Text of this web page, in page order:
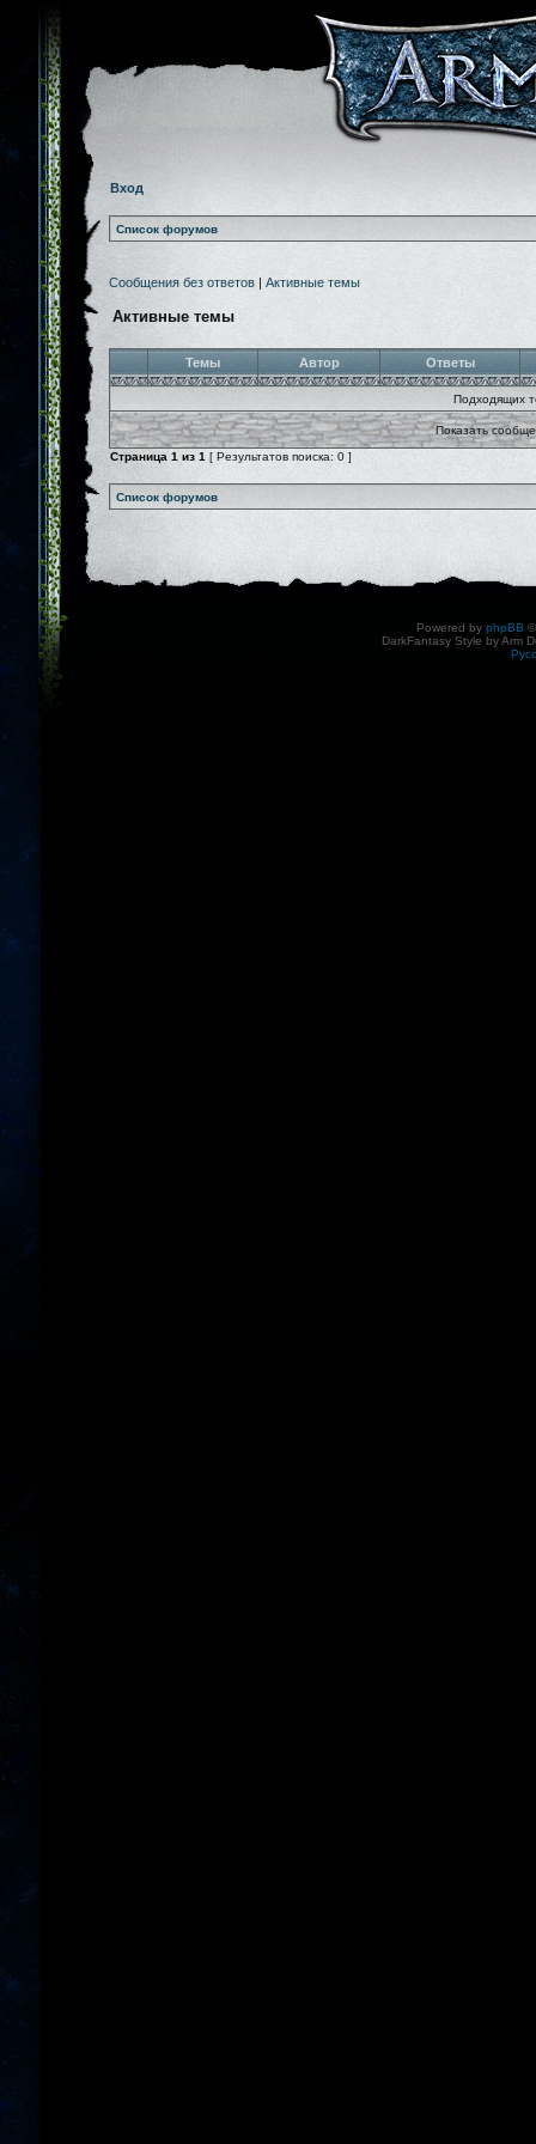
Вход
Список форумов
Сообщения без ответов | Активные темы
Активные темы
Темы Автор Ответы
Подходящих
Показать
Страница 1 из 1 [ Результатов поиска: 0 ]
Список форумов
Powered by phpBB
DarkFantasy Style by Arm